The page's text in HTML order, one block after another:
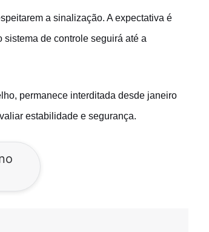
a sinalização. A expectativa é
de controle seguirá até a
permanece interditada desde janeiro
estabilidade e segurança.